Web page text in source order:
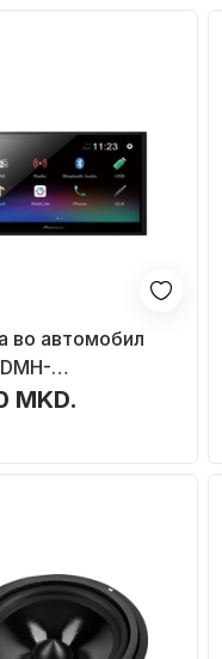
во автомобил
MKD.